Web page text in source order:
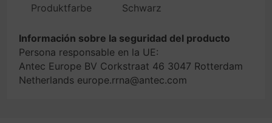
Produktfarbe
Schwarz
Información sobre la seguridad del producto
Persona responsable en la UE:
Antec Europe BV Corkstraat 46 3047 Rotterdam
Netherlands europe.rrna@antec.com